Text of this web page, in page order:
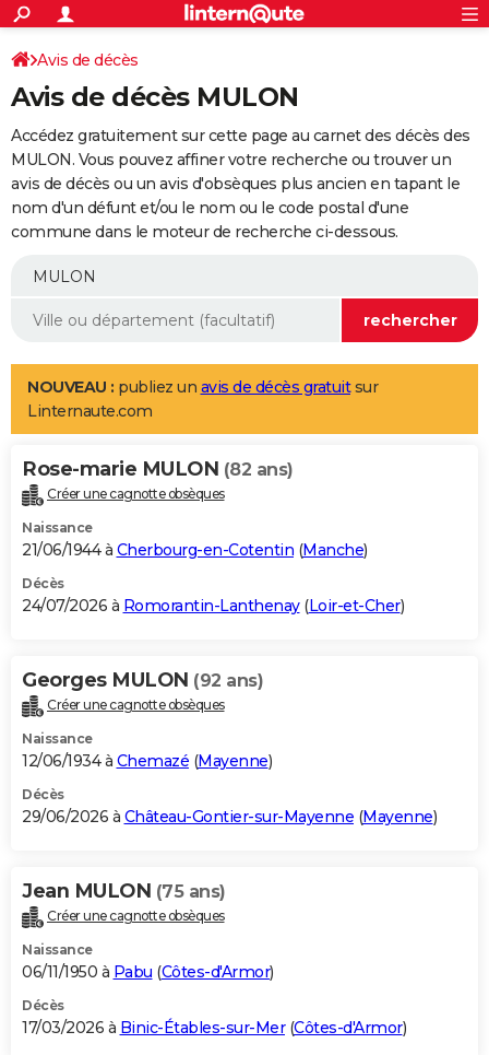
ACTUALITÉS
Politique
Société
Faits Divers
Education
Monde
Villes
+
SPORT
Coupe du monde 2026
Football
Tennis
Cyclisme
Rugby
Forum
Programme TV
TNTStreaming
Cinéma
Sorties cinéma
Musique
+
FINANCE
Retraite
Epargne
Immobilier
Risques naturels par ville
Banque
Assurance
AUTO
Essais
Réserver un essai
Citadines
Berlines
SUV
Forum auto
+
Mobiles
Meilleur smartphone
Internet
Ordinateurs
Jeux vidéo
Guide high-tech
Aménagement intérieur
LIFESTYLE
Art de vivre
Bien-être
Loisirs
Mode
Modes de vie
Alimentation
Guide de la santé
Maladies
Médicaments
Sommeil
VOYAGE
Destinations
City break
Voyage nature
Voyage de noces
Forum
Climat
+PHOTO
GUIDES D'ACHAT
BONS PLANS
Carte de Noël
Carte Bonne année
Carte Saint-Valentin
Carte Pâques
Carte d'anniversaire
DICTIONNAIRE
Dictionnaire
Biographies
Citations
Expressions
Proverbes
PROGRAMME TV
S'inscrire
Se connecter
Lycées
Collèges
Primaires
Universités
Entreprises
Service militaire
Avis de recherche
AVIS DE DÉCÈS
Bricolage
Lifestyle
Culture
Sport
Auto
Television
Voyage
Cinema
Avis de décès
Avis de décès MULON
Accédez gratuitement sur cette page au carnet des décès des
MULON. Vous pouvez affiner votre recherche ou trouver un
avis de décès ou un avis d'obsèques plus ancien en tapant le
nom d'un défunt et/ou le nom ou le code postal d'une
commune dans le moteur de recherche ci-dessous.
NOUVEAU : publiez un avis de décès gratuitsur
Linternaute.com
Rose-marie MULON (82 ans)
Créer une cagnotte obsèques
Naissance
21/06/1944 à Cherbourg-en-Cotentin (Manche)
Décès
24/07/2026 à Romorantin-Lanthenay(Loir-et-Cher)
Georges MULON (92 ans)
Créer une cagnotte obsèques
Naissance
12/06/1934 à Chemazé (Mayenne)
Décès
29/06/2026 à Château-Gontier-sur-Mayenne (Mayenne)
Jean MULON (75 ans)
Créer une cagnotte obsèques
Naissance
06/11/1950 à Pabu (Côtes-d'Armor)
Décès
17/03/2026 à Binic-Étables-sur-Mer(Côtes-d'Armor)